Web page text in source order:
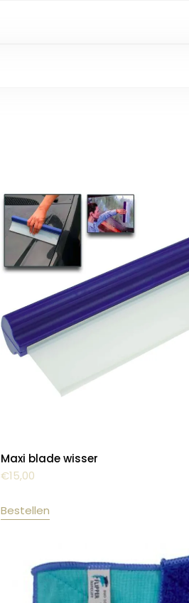
Maxi blade wisser
€15,00
Bestellen